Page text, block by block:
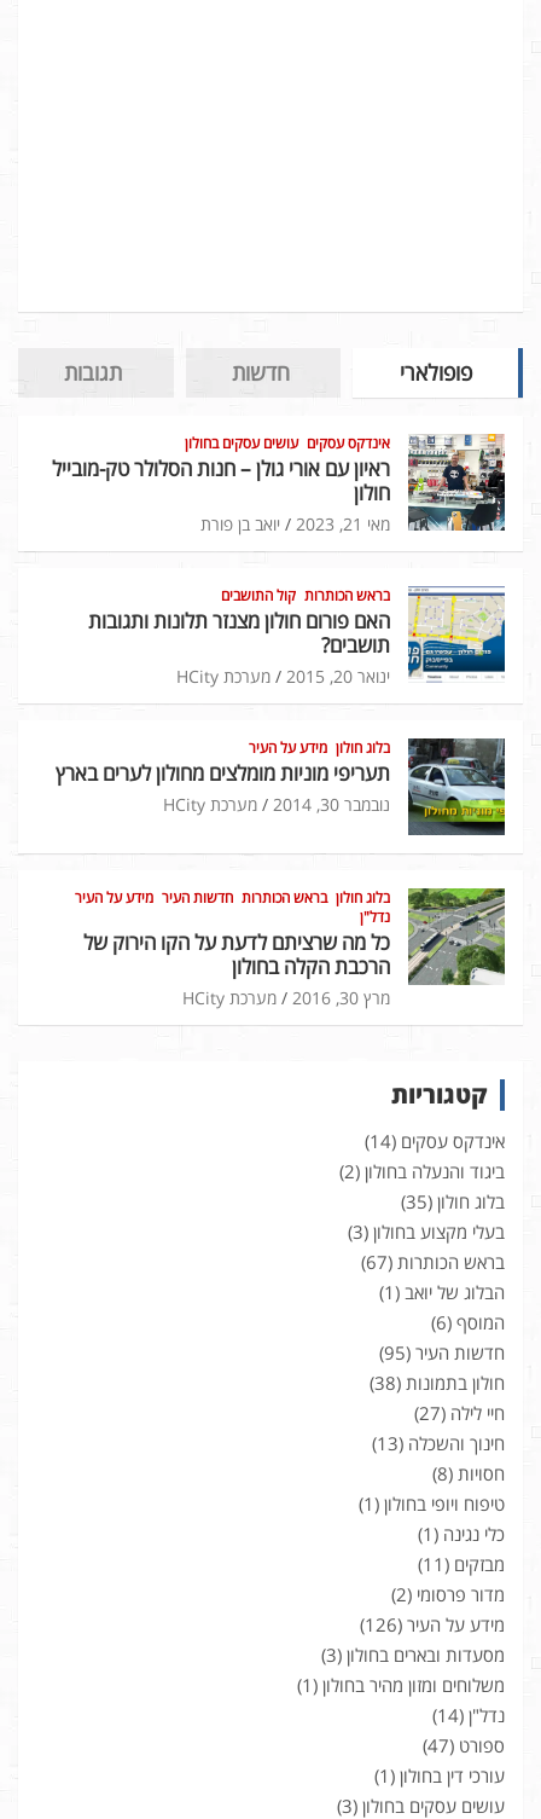
פופולארי חדשות תגובות
אינדקס עסקים עושים עסקים בחולון
ראיון עם אורי גולן – חנות הסלולר טק-מובייל
חולון
מאי 21, 2023 יואב בן פורת
בראש הכותרות קול התושבים
האם פורום חולון מצנזר תלונות ותגובות
תושבים?
ינואר 20, 2015 מערכת HCity
בלוג חולון מידע על העיר
תעריפי מוניות מומלצים מחולון לערים בארץ
נובמבר 30, 2014 מערכת HCity
בלוג חולון בראש הכותרות חדשות העיר מידע על העיר
נדל"ן
כל מה שרציתם לדעת על הקו הירוק של
הרכבת הקלה בחולון
מרץ 30, 2016 מערכת HCity
קטגוריות
אינדקס עסקים (14)
ביגוד והנעלה בחולון (2)
בלוג חולון (35)
בעלי מקצוע בחולון (3)
בראש הכותרות (67)
הבלוג של יואב (1)
המוסף (6)
חדשות העיר (95)
חולון בתמונות (38)
חיי לילה (27)
חינוך והשכלה (13)
חסויות (8)
טיפוח ויופי בחולון (1)
כלי נגינה (1)
מבזקים (11)
מדור פרסומי (2)
מידע על העיר (126)
מסעדות ובארים בחולון (3)
משלוחים ומזון מהיר בחולון (1)
נדל"ן (14)
ספורט (47)
עורכי דין בחולון (1)
עושים עסקים בחולון (3)